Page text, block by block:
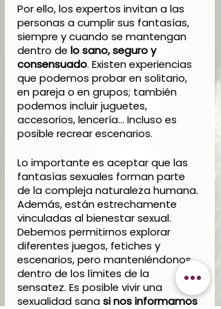
Por ello, los expertos invitan a las
personas a cumplir sus fantasías,
siempre y cuando se mantengan
dentro de lo sano, seguro y
consensuado. Existen experiencias
que podemos probar en solitario,
en pareja o en grupos; también
podemos incluir juguetes,
accesorios, lencería… Incluso es
posible recrear escenarios.
Lo importante es aceptar que las
fantasías sexuales forman parte
de la compleja naturaleza humana.
Además, están estrechamente
vinculadas al bienestar sexual.
Debemos permitirnos explorar
diferentes juegos, fetiches y
escenarios, pero manteniéndonos
dentro de los límites de la
sensatez. Es posible vivir una
sexualidad sana si nos informamos